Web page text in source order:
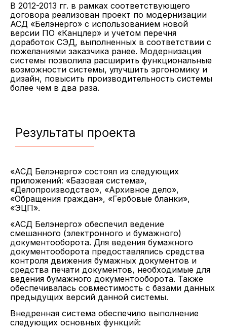
В 2012-2013 гг. в рамках соответствующего
договора реализован проект по модернизации
АСД «Белэнерго» с использованием новой
версии ПО «Канцлер» и учетом перечня
доработок СЭД, выполненных в соответствии с
пожеланиями заказчика ранее. Модернизация
системы позволила расширить функциональные
возможности системы, улучшить эргономику и
дизайн, повысить производительность системы
более чем в два раза.
Результаты проекта
«АСД Белэнерго» состоял из следующих
приложений: «Базовая система»,
«Делопроизводство», «Архивное дело»,
«Обращения граждан», «Гербовые бланки»,
«ЭЦП».
«АСД Белэнерго» обеспечил ведение
смешанного (электронного и бумажного)
документооборота. Для ведения бумажного
документооборота предоставлялись средства
контроля движения бумажных документов и
средства печати документов, необходимые для
ведения бумажного документооборота. Также
обеспечивалась совместимость с базами данных
предыдущих версий данной системы.
Внедренная система обеспечило выполнение
следующих основных функций: